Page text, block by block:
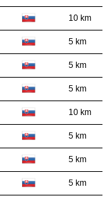
10 km
5 km
5 km
5 km
10 km
5 km
5 km
5 km